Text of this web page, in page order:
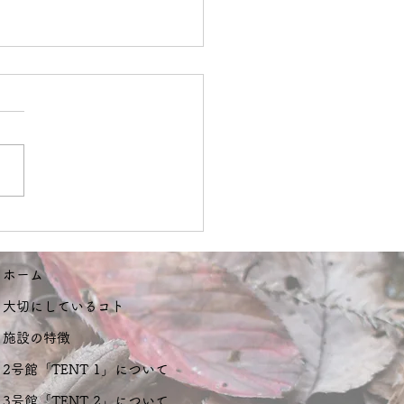
ホーム
大切にしているコト
施設の特徴
2号館「TENT 1」について
3号館「TENT 2」について